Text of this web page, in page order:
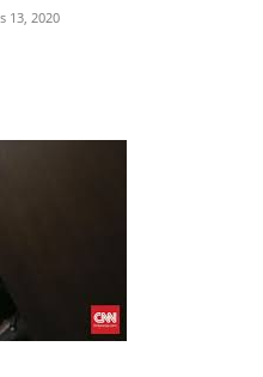
13, 2020